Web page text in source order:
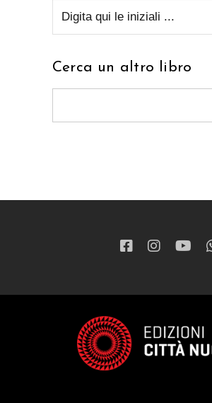
Cerca un altro libro